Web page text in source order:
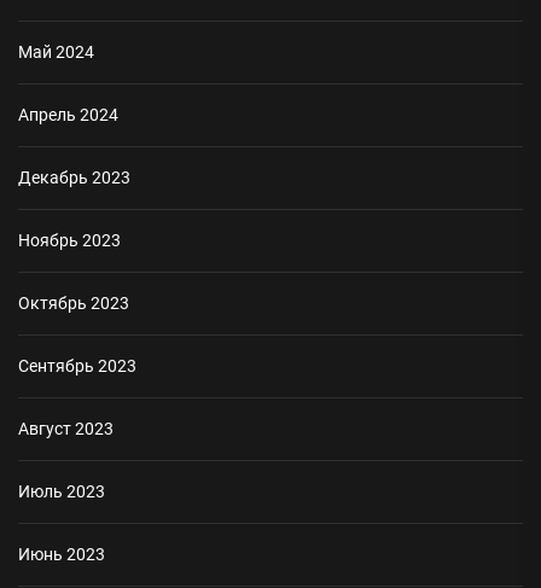
Май 2024
Апрель 2024
Декабрь 2023
Ноябрь 2023
Октябрь 2023
Сентябрь 2023
Август 2023
Июль 2023
Июнь 2023